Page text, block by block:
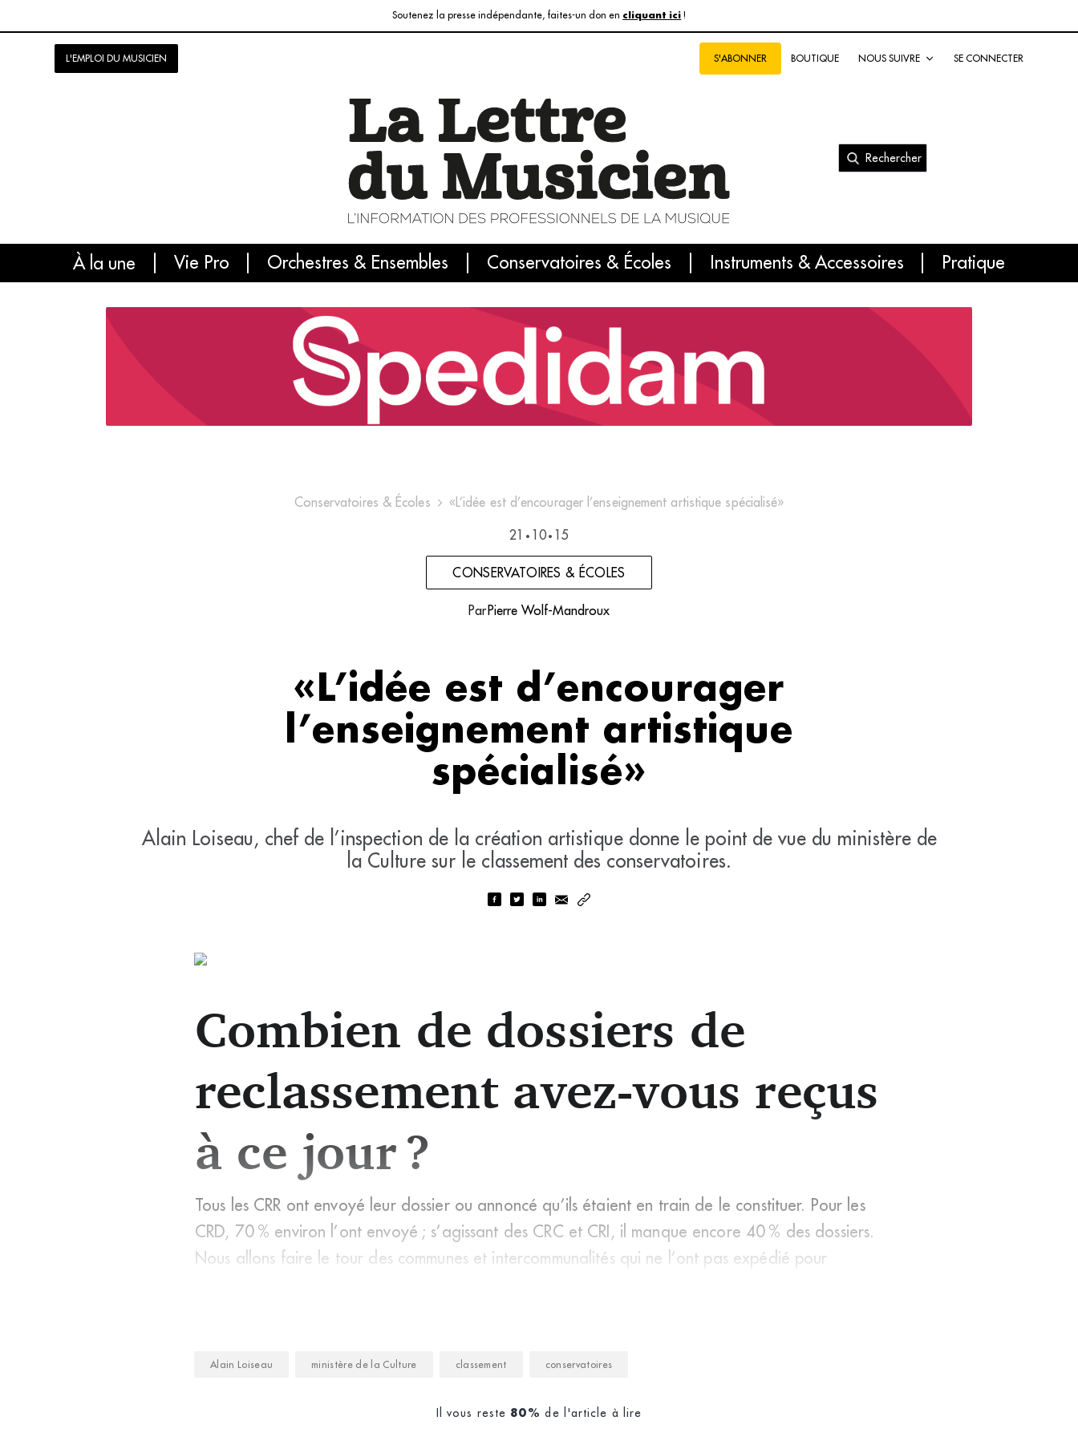
Soutenez la presse indépendante, faites-un don en cliquant ici !
L'EMPLOI DU MUSICIEN S'ABONNER BOUTIQUE NOUS SUIVRE SE CONNECTER
Rechercher
À la une Vie Pro Orchestres & Ensembles Conservatoires & Écoles Instruments & Accessoires Pratique
L'info du jour Le numéro du mois International
Conservatoires & Écoles «L’idée est d’encourager l’enseignement artistique spécialisé»
21 • 10 • 15
CONSERVATOIRES & ÉCOLES
Par Pierre Wolf-Mandroux
«L’idée est d’encourager
l’enseignement artistique
spécialisé»
Alain Loiseau, chef de l’inspection de la création artistique donne le point de vue du ministère de
la Culture sur le classement des conservatoires.
Combien de dossiers de
reclassement avez-vous reçus
à ce jour ?
Tous les CRR ont envoyé leur dossier ou annoncé qu’ils étaient en train de le constituer. Pour les
CRD, 70 % environ l’ont envoyé ; s’agissant des CRC et CRI, il manque encore 40 % des dossiers.
Nous allons faire le tour des communes et intercommunalités qui ne l’ont pas expédié pour
Alain Loiseau ministère de la Culture classement conservatoires
Il vous reste 80% de l'article à lire